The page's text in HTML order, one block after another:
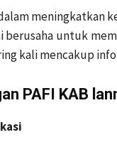
berusaha untuk
kali mencakup
PAFI KAB